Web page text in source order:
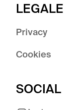
LEGALE
Privacy
Cookies
SOCIAL